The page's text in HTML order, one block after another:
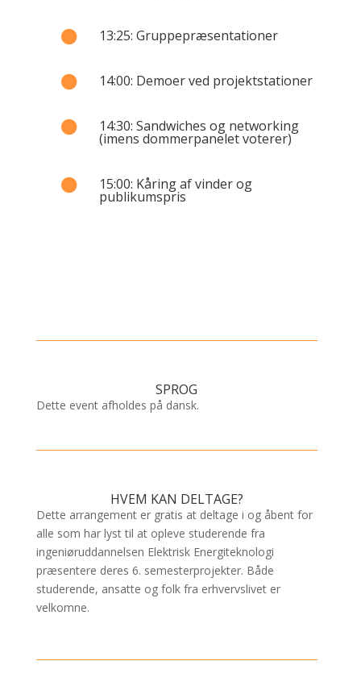
 13:25: Gruppepræsentationer
 14:00: Demoer ved projektstationer
 14:30: Sandwiches og networking
(imens dommerpanelet voterer)
 15:00: Kåring af vinder og
publikumspris
SPROG
Dette event afholdes på dansk.
HVEM KAN DELTAGE?
Dette arrangement er gratis at deltage i og åbent for
alle som har lyst til at opleve studerende fra
ingeniøruddannelsen Elektrisk Energiteknologi
præsentere deres 6. semesterprojekter. Både
studerende, ansatte og folk fra erhvervslivet er
velkomne.